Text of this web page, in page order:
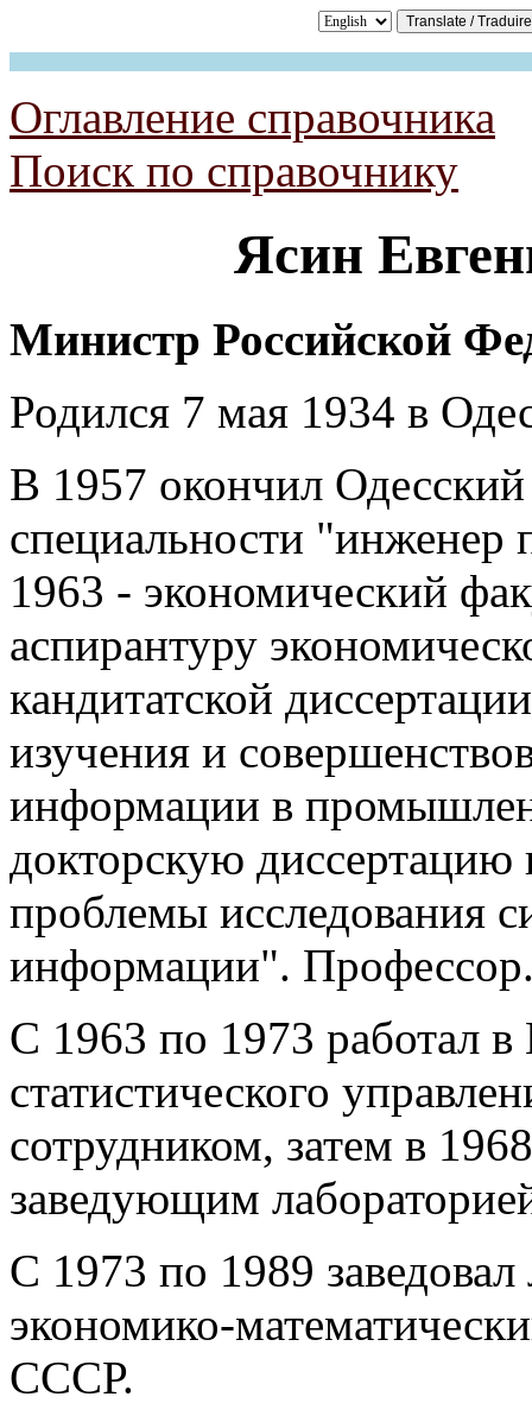
Оглавление справочника
Поиск по справочнику
Ясин
Министр Российской
Родился 7 мая 1934 в
В 1957 окончил
специальности "инженер
1963 - экономический
аспирантуру
кандитатской
изучения и
информации в
докторскую
проблемы исследования
информации".
С 1963 по 1973 работал
статистического
сотрудником, затем в
заведующим
С 1973 по 1989
экономико-
СССР.